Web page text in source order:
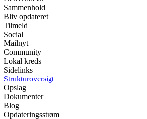
Sammenhold
Bliv opdateret
Tilmeld
Social
Mailnyt
Community
Lokal kreds
Sidelinks
Strukturoversigt
Opslag
Dokumenter
Blog
Opdateringsstrøm